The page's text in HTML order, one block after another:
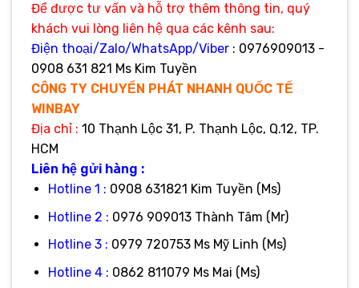
Để được tư vấn và hỗ trợ thêm thông tin, quý
khách vui lòng liên hệ qua các kênh sau:
Điện thoại/Zalo/WhatsApp/Viber : 0976909013 -
0908 631 821 Ms Kim Tuyền
CÔNG TY CHUYỂN PHÁT NHANH QUỐC TẾ
WINBAY
Địa chỉ : 10 Thạnh Lộc 31, P. Thạnh Lộc, Q.12, TP.
HCM
Liên hệ gửi hàng :
Hotline 1 : 0908 631821 Kim Tuyền (Ms)
Hotline 2 : 0976 909013 Thành Tâm (Mr)
Hotline 3 : 0979 720753 Ms Mỹ Linh (Ms)
Hotline 4 : 0862 811079 Ms Mai (Ms)